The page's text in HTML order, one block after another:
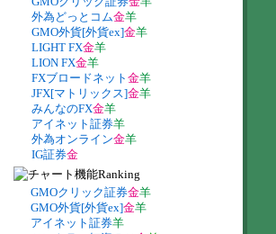
外為どっとコム金羊
GMO外貨[外貨ex]金羊
LIGHT FX金羊
LION FX金羊
FXブロードネット 金羊
JFX[マトリックス]金羊
みんなのFX金羊
アイネット証券羊
外為オンライン金羊
IG証券金
GMOクリック証券金羊
GMO外貨[外貨ex]金羊
アイネット証券羊